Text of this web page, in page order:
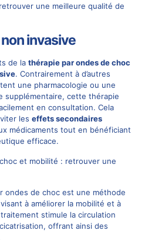
une meilleure qualité de
invasive
de la thérapie par ondes de choc
. Contrairement à d’autres
une pharmacologie ou une
supplémentaire, cette thérapie
en consultation. Cela
les effets secondaires
médicaments tout en bénéficiant
efficace.
et mobilité : retrouver une
ondes de choc est une méthode
à améliorer la mobilité et à
stimule la circulation
offrant ainsi des